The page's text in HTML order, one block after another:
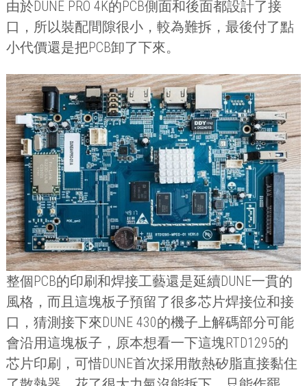
由於DUNE PRO 4K的PCB側面和後面都設計了接
口，所以裝配間隙很小，較為難拆，最後付了點
小代價還是把PCB卸了下來。
整個PCB的印刷和焊接工藝還是延續DUNE一貫的
風格，而且這塊板子預留了很多芯片焊接位和接
口，猜測接下來DUNE 430的機子上解碼部分可能
會沿用這塊板子，原本想看一下這塊RTD1295的
芯片印刷，可惜DUNE首次採用散熱矽脂直接黏住